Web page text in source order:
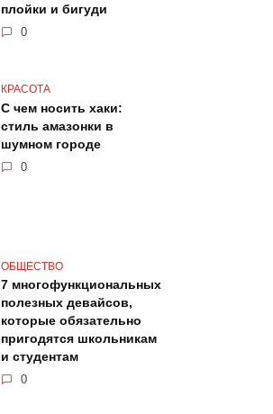
плойки и бигуди
0
КРАСОТА
С чем носить хаки:
стиль амазонки в
шумном городе
0
ОБЩЕСТВО
7 многофункциональных
полезных девайсов,
которые обязательно
пригодятся школьникам
и студентам
0